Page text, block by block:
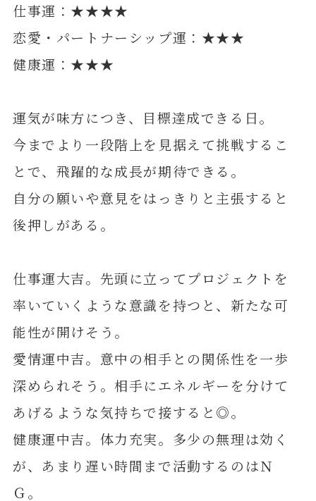
仕事運：★★★★
恋愛・パートナーシップ運：★★★
健康運：★★★
運気が味方につき、目標達成できる日。
今までより一段階上を見据えて挑戦するこ
とで、飛躍的な成長が期待できる。
自分の願いや意見をはっきりと主張すると
後押しがある。
仕事運大吉。先頭に立ってプロジェクトを
率いていくような意識を持つと、新たな可
能性が開けそう。
愛情運中吉。意中の相手との関係性を一歩
深められそう。相手にエネルギーを分けて
あげるような気持ちで接すると◎。
健康運中吉。体力充実。多少の無理は効く
が、あまり遅い時間まで活動するのはＮ
Ｇ。